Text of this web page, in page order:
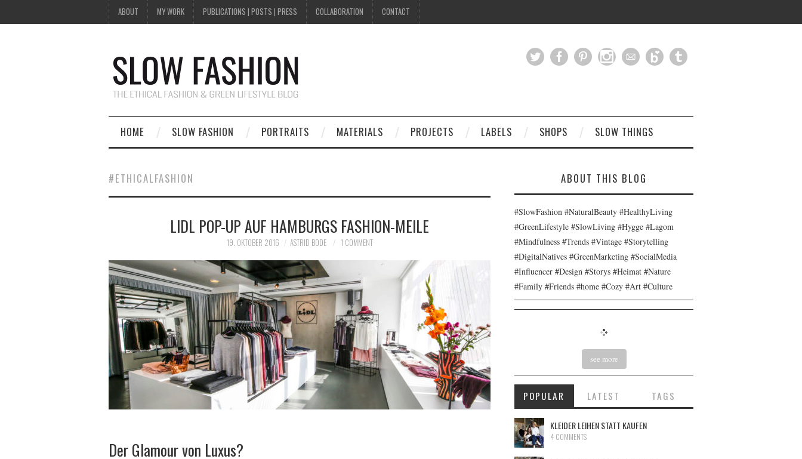
ABOUT MY WORK PUBLICATIONS | POSTS | PRESS COLLABORATION CONTACT
HOME SLOW FASHION PORTRAITS MATERIALS PROJECTS LABELS SHOPS SLOW THINGS
#ETHICALFASHION
LIDL POP-UP AUF HAMBURGS FASHION-MEILE
19. OKTOBER 2016 ASTRID BODE 1 COMMENT
Der Glamour von Luxus?
ABOUT THIS BLOG
#SlowFashion #NaturalBeauty #HealthyLiving
#GreenLifestyle #SlowLiving #Hygge #Lagom
#Mindfulness #Trends #Vintage #Storytelling
#DigitalNatives #GreenMarketing #SocialMedia
#Influencer #Design #Storys #Heimat #Nature
#Family #Friends #home #Cozy #Art #Culture
see more
POPULAR LATEST TAGS
KLEIDER LEIHEN STATT KAUFEN
4 COMMENTS